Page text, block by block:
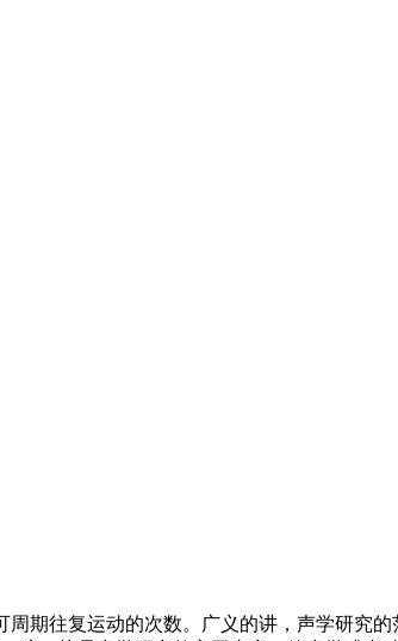
期往复运动的次数。广义的讲，声学研究